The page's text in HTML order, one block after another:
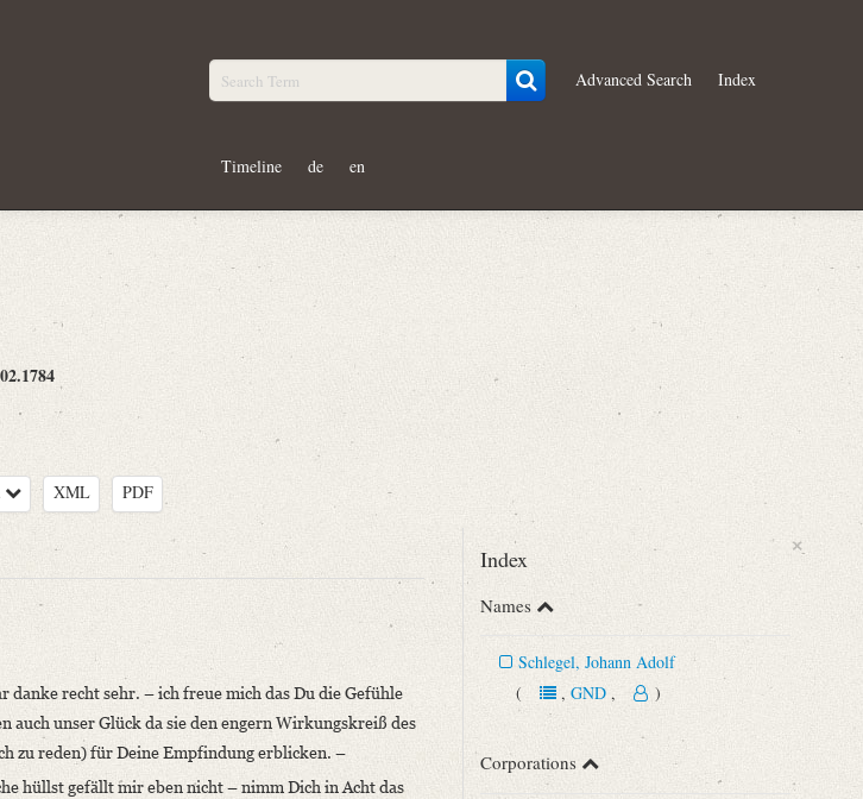
Advanced Search Index
Timeline de en
XML PDF
recht sehr. – ich freue mich das Du die Gefühle
auch unser Glück da sie den engern Wirkungskreiß des
zu reden) für Deine Empfindung erblicken. –
hüllst gefällt mir eben nicht – nimm Dich in Acht das
×
Index
Names
Schlegel, Johann Adolf
(, GND, )
Corporations